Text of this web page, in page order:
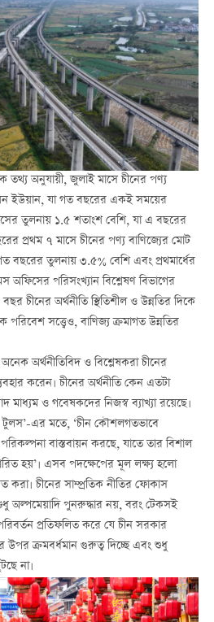
তথ্য অনুযায়ী, জুলাই মাসে চীনের পণ্য
ইউয়ান, যা গত বছরের একই সময়ের
তুলনায় ১.৫ শতাংশ বেশি, যা এ বছরের
প্রথম ৭ মাসে চীনের পণ্য বাণিজ্যের মোট
বছরের তুলনায় ৩.৫% বেশি এবং প্রথমার্ধের
অফিসের পরিসংখ্যান বিশ্লেষণ বিভাগের
চীনের অর্থনীতি স্থিতিশীল ও উন্নতির দিকে
সত্ত্বেও, বাণিজ্য ক্রমাগত উন্নতির
অনেক অর্থনীতিবিদ ও বিশ্লেষকরা চীনের
করেন। চীনের অর্থনীতি কেন এতটা
মাধ্যম ও গবেষকদের নিজস্ব ব্যাখ্যা রয়েছে।
টুলস’-এর মতে, ‘চীন কৌশলগতভাবে
পরিকল্পনা বাস্তবায়ন করছে, যাতে তার বিশাল
হয়’। এসব পদক্ষেপের মূল লক্ষ্য হলো
করা। চীনের সাম্প্রতিক নীতির ফোকাস
অল্পমেয়াদি পুনরুদ্ধার নয়, বরং টেকসই
প্রতিফলিত করে যে চীন সরকার
উপর ক্রমবর্ধমান গুরুত্ব দিচ্ছে এবং শুধু
না।